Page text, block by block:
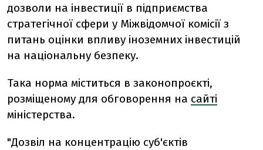
дозволи на інвестиції в підприємства
стратегічної сфери у Міжвідомчої комісії з
питань оцінки впливу іноземних інвестицій
на національну безпеку.
Така норма міститься в законопроєкті,
розміщеному для обговорення на сайті
міністерства.
"Дозвіл на концентрацію суб'єктів